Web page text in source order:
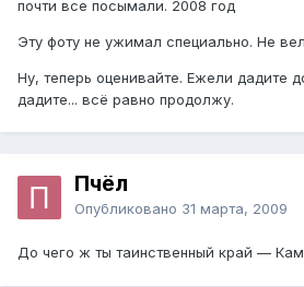
почти все посымали. 2008 год
Эту фоту не ужимал специально. Не
Ну, теперь оценивайте. Ежели дадите
дадите... всё равно продолжу.
Пчёл
Опубликовано 31 марта, 2009
До чего ж ты таинственный край —